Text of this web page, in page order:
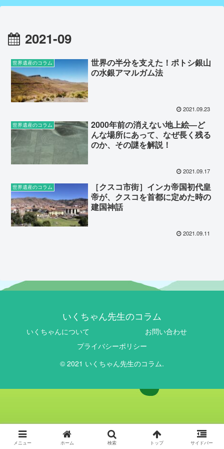
2021-09
世界遺産のコラム
世界の半分を支えた！ポトシ銀山
の水銀アマルガム法
2021.09.23
世界遺産のコラム
2000年前の消えない地上絵―ど
んな場所にあって、なぜ長く残る
のか、その謎を解説！
2021.09.17
世界遺産のコラム
［クスコ市街］インカ帝国初代皇
帝が、クスコを首都に定めた時の
建国神話
2021.09.11
いくちゃん先生のコラム
いくちゃんについて
お問い合わせ
プライバシーポリシー
© 2021 いくちゃん先生のコラム.
メニュー ホーム 検索 トップ サイドバー